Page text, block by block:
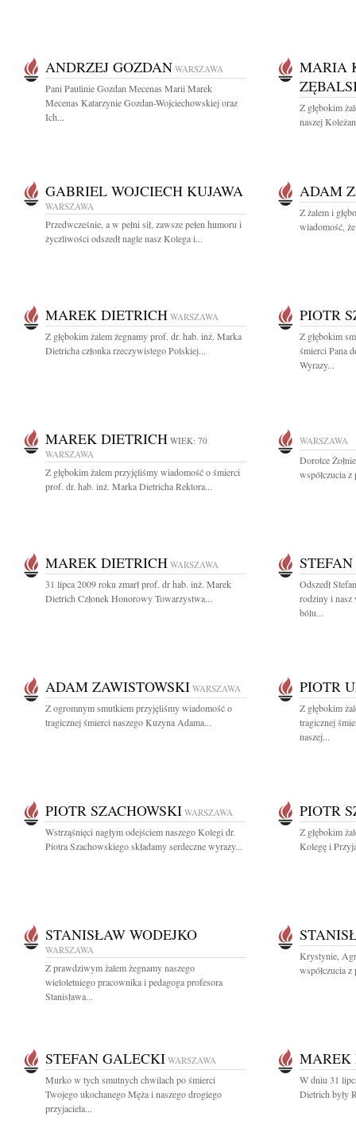
ANDRZEJ GOZDAN WARSZAWA
Pani Paulinie Gozdan Mecenas Marii Marek
Mecenas Katarzynie Gozdan-Wojciechowskiej oraz
Ich...
MARIA
Z głębokim
naszej
GABRIEL WOJCIECH KUJAWA
WARSZAWA
Przedwcześnie, a w pełni sił, zawsze pełen humoru i
życzliwości odszedł nagle nasz Kolega i...
ADAM
Z żalem i
wiadomość,
MAREK DIETRICH WARSZAWA
Z głębokim żalem żegnamy prof. dr. hab. inż. Marka
Dietricha członka rzeczywistego Polskiej...
PIOTR
Z głębokim
śmierci Pana
Wyrazy...
MAREK DIETRICH WIEK: 70
WARSZAWA
Z głębokim żalem przyjęliśmy wiadomość o śmierci
prof. dr. hab. inż. Marka Dietricha Rektora...
WARSZAWA
Dorotce
współczucia
MAREK DIETRICH WARSZAWA
31 lipca 2009 roku zmarł prof. dr hab. inż. Marek
Dietrich Członek Honorowy Towarzystwa...
Odszedł
rodziny i nasz
bólu...
ADAM ZAWISTOWSKI WARSZAWA
Z ogromnym smutkiem przyjęliśmy wiadomość o
tragicznej śmierci naszego Kuzyna Adama...
PIOTR
Z głębokim
tragicznej
naszej...
PIOTR SZACHOWSKI WARSZAWA
Wstrząśnięci nagłym odejściem naszego Kolegi dr.
Piotra Szachowskiego składamy serdeczne wyrazy...
PIOTR
Z głębokim
Kolegę i
STANISŁAW WODEJKO
WARSZAWA
Z prawdziwym żalem żegnamy naszego
wieloletniego pracownika i pedagoga profesora
Stanisława...
Krystynie,
współczucia
STEFAN GALECKI WARSZAWA
Murko w tych smutnych chwilach po śmierci
Twojego ukochanego Męża i naszego drogiego
przyjaciela...
MAREK
W dniu 31
Dietrich były